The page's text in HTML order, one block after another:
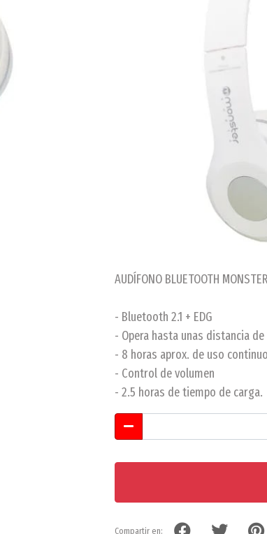
AUDÍFONO BLUETOOTH
- Bluetooth 2.1 + EDG
- Opera hasta unas distancia
- 8 horas aprox. de uso continuo
- Control de volumen
- 2.5 horas de tiempo de carga.
Compartir en: